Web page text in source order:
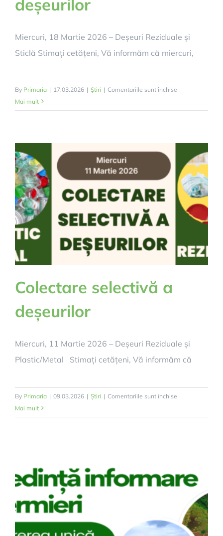
deșeurilor
Miercuri, 18 Martie 2026 – Deșeuri Reziduale și
Sticlă Stimați cetățeni, Vă informăm că miercuri,
By Primaria | 17.03.2026 | Știri | Comentariile sunt închise
selectivă
Mai mult
Colectare selectivă a
deșeurilor
Miercuri, 11 Martie 2026 – Deșeuri Reziduale și
Plastic/Metal Stimați cetățeni, Vă informăm că
By Primaria | 09.03.2026 | Știri | Comentariile sunt închise
selectivă
Mai mult